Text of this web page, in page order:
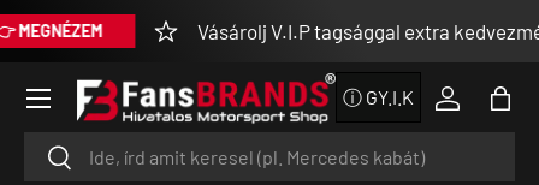
UGRÁS A TARTALOMRAVásárolj V.I.P tagsággal extra
Keresés
Keresés
ⓘ GY.I.K
Menü